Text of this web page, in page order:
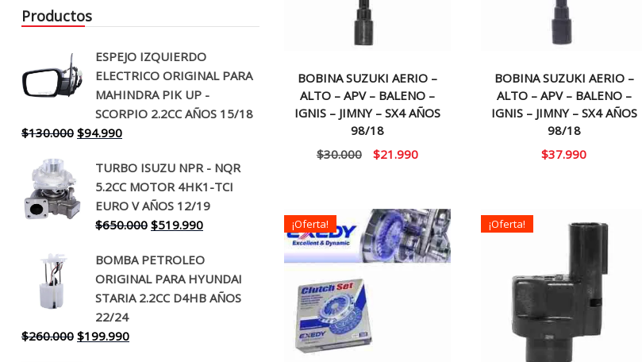
Productos
ESPEJO IZQUIERDO
ELECTRICO ORIGINAL PARA
MAHINDRA PIK UP -
SCORPIO 2.2CC AÑOS 15/18
$130.000 El
original
era:
$130.000.
$94.990El
actual
es:
$94.990.
TURBO ISUZU NPR - NQR
5.2CC MOTOR 4HK1-TCI
EURO V AÑOS 12/19
$650.000 El
original
era:
$650.000.
$519.990El
actual
es:
$519.990.
BOMBA PETROLEO
ORIGINAL PARA HYUNDAI
STARIA 2.2CC D4HB AÑOS
22/24
$260.000 El
$199.990El
BOBINA SUZUKI AERIO –
ALTO – APV – BALENO –
IGNIS – JIMNY – SX4 AÑOS
98/18
$30.000
El
era:
$30.000.
$21.990El
es:
$21.990.
BOBINA SUZUKI AERIO –
ALTO – APV – BALENO –
IGNIS – JIMNY – SX4 AÑOS
98/18
$37.990
¡Oferta! ¡Oferta!